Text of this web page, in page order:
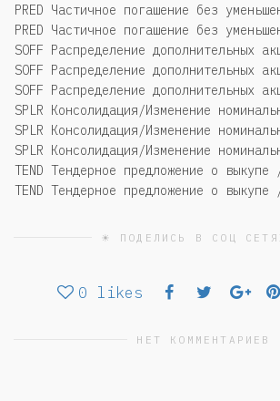
PRED Частичное погашение без
PRED Частичное погашение без
SOFF Распределение дополнительных
SOFF Распределение дополнительных
SOFF Распределение дополнительных
SPLR Консолидация/Изменение
SPLR Консолидация/Изменение
SPLR Консолидация/Изменение
TEND Тендерное предложение о
TEND Тендерное предложение о
☀ ПОДЕЛИСЬ В СОЦ
0 likes
НЕТ КОММЕНТАРИЕВ